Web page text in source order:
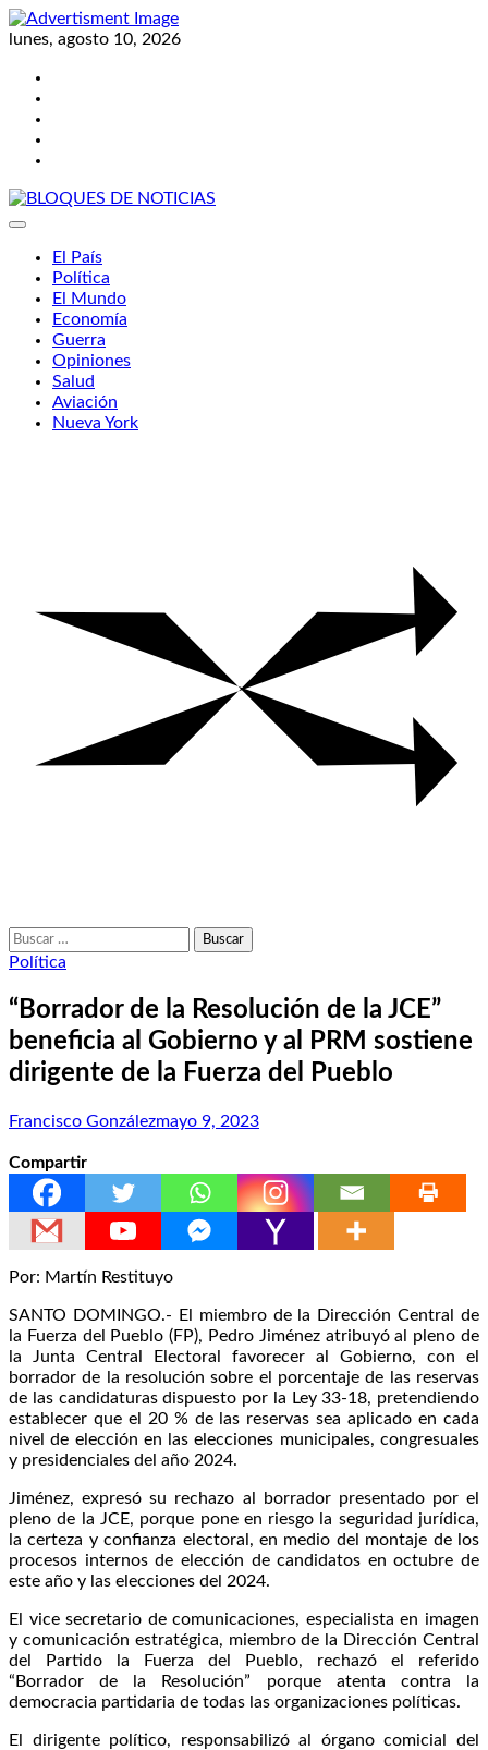
Skip
tolunes, agosto 10, 2026
El País
Política
El Mundo
Economía
Guerra
Opiniones
Salud
Aviación
Nueva York
Buscar:
Política
“Borrador de la Resolución de la JCE”
beneficia al Gobierno y al PRM sostiene
dirigente de la Fuerza del Pueblo
Francisco Gonzálezmayo 9, 2023
Compartir
Por: Martín Restituyo
SANTO DOMINGO.- El miembro de la Dirección Central de
la Fuerza del Pueblo (FP), Pedro Jiménez atribuyó al pleno de
la Junta Central Electoral favorecer al Gobierno, con el
borrador de la resolución sobre el porcentaje de las reservas
de las candidaturas dispuesto por la Ley 33-18, pretendiendo
establecer que el 20 % de las reservas sea aplicado en cada
nivel de elección en las elecciones municipales, congresuales
y presidenciales del año 2024.
Jiménez, expresó su rechazo al borrador presentado por el
pleno de la JCE, porque pone en riesgo la seguridad jurídica,
la certeza y confianza electoral, en medio del montaje de los
procesos internos de elección de candidatos en octubre de
este año y las elecciones del 2024.
El vice secretario de comunicaciones, especialista en imagen
y comunicación estratégica, miembro de la Dirección Central
del Partido la Fuerza del Pueblo, rechazó el referido
“Borrador de la Resolución” porque atenta contra la
democracia partidaria de todas las organizaciones políticas.
El dirigente político, responsabilizó al órgano comicial del